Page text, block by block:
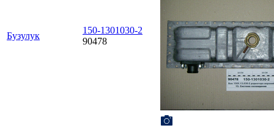
Бузулук
150-1301030-2
90478